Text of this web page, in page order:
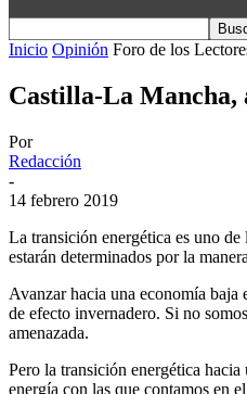
Inicio Opinión Foro de los
Castilla-La Mancha,
Por
Redacción
-
14 febrero 2019
La transición energética es uno
estarán determinados por la
Avanzar hacia una economía
de efecto invernadero. Si no
amenazada.
Pero la transición energética
energía con las que contamos en